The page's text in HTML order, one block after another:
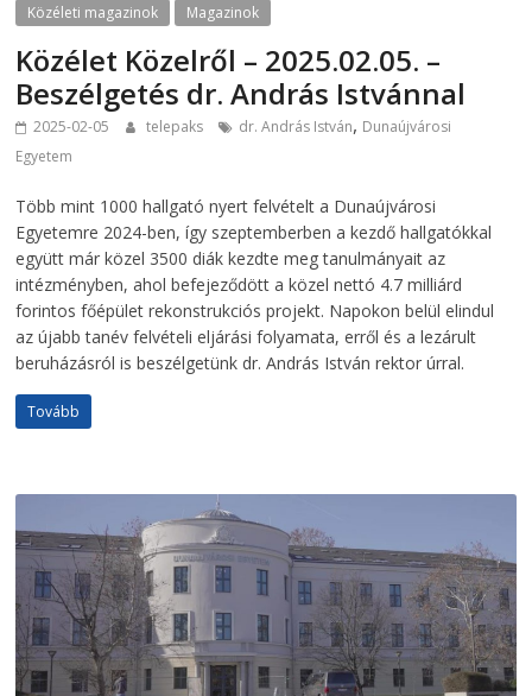
Közéleti magazinok Magazinok
Közélet Közelről – 2025.02.05. –
Beszélgetés dr. András Istvánnal
2025-02-05 telepaks dr. András István, Dunaújvárosi
Egyetem
Több mint 1000 hallgató nyert felvételt a Dunaújvárosi
Egyetemre 2024-ben, így szeptemberben a kezdő hallgatókkal
együtt már közel 3500 diák kezdte meg tanulmányait az
intézményben, ahol befejeződött a közel nettó 4.7 milliárd
forintos főépület rekonstrukciós projekt. Napokon belül elindul
az újabb tanév felvételi eljárási folyamata, erről és a lezárult
beruházásról is beszélgetünk dr. András István rektor úrral.
Tovább